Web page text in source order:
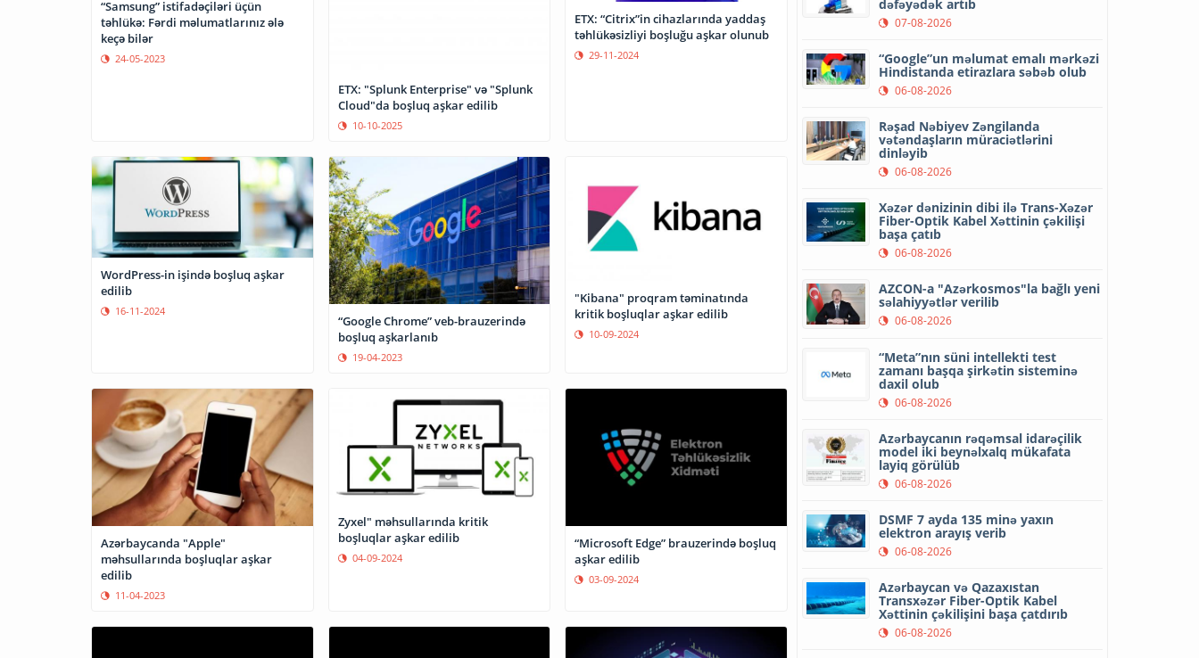
“Samsung” istifadəçiləri üçün
təhlükə: Fərdi məlumatlarınız ələ
keçə bilər
24-05-2023
ETX: "Splunk Enterprise" və "Splunk
Cloud"da boşluq aşkar edilib
10-10-2025
ETX: “Citrix”in cihazlarında yaddaş
təhlükəsizliyi boşluğu aşkar olunub
29-11-2024
WordPress-in işində boşluq aşkar
edilib
16-11-2024
“Google Chrome” veb-brauzerində
boşluq aşkarlanıb
19-04-2023
"Kibana" proqram təminatında
kritik boşluqlar aşkar edilib
10-09-2024
Azərbaycanda "Apple"
məhsullarında boşluqlar aşkar
edilib
11-04-2023
Zyxel" məhsullarında kritik
boşluqlar aşkar edilib
04-09-2024
“Microsoft Edge” brauzerində boşluq
aşkar edilib
03-09-2024
dəfəyədək artıb
07-08-2026
“Google”un məlumat emalı mərkəzi
Hindistanda etirazlara səbəb olub
06-08-2026
Rəşad Nəbiyev Zəngilanda
vətəndaşların müraciətlərini
dinləyib
06-08-2026
Xəzər dənizinin dibi ilə Trans-Xəzər
Fiber-Optik Kabel Xəttinin çəkilişi
başa çatıb
06-08-2026
AZCON-a "Azərkosmos"la bağlı yeni
səlahiyyətlər verilib
06-08-2026
“Meta”nın süni intellekti test
zamanı başqa şirkətin sisteminə
daxil olub
06-08-2026
Azərbaycanın rəqəmsal idarəçilik
model iki beynəlxalq mükafata
layiq görülüb
06-08-2026
DSMF 7 ayda 135 minə yaxın
elektron arayış verib
06-08-2026
Azərbaycan və Qazaxıstan
Transxəzər Fiber-Optik Kabel
Xəttinin çəkilişini başa çatdırıb
06-08-2026